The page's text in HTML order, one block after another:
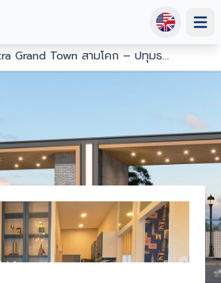
Grand Town สามโคก – ปทุมธานี